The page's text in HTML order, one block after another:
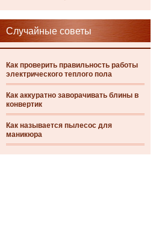
Случайные советы
Как проверить правильность работы
электрического теплого пола
Как аккуратно заворачивать блины в
конвертик
Как называется пылесос для
маникюра